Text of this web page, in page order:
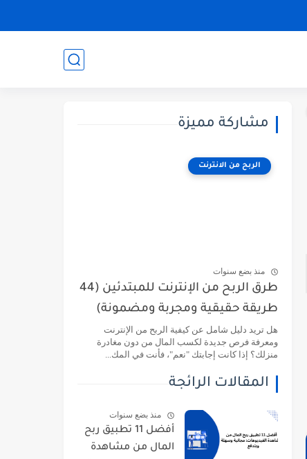
مشاركة مميزة
الربح من الانترنت
منذ بضع سنوات
طرق الربح من الإنترنت للمبتدئين (44
طريقة حقيقية ومجربة ومضمونة)
هل تريد دليل شامل عن كيفية الربح من الإنترنت
ومعرفة فرص جديدة لكسب المال من دون مغادرة
منزلك؟ إذا كانت إجابتك "نعم"، فأنت في المك...
المقالات الرائجة
منذ بضع سنوات
أفضل 11 تطبيق ربح
المال من مشاهدة